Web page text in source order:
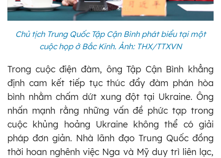
Chủ tịch Trung Quốc Tập Cận Bình phát biểu tại một
cuộc họp ở Bắc Kinh. Ảnh: THX/TTXVN
Trong cuộc điện đàm, ông Tập Cận Bình khẳng
định cam kết tiếp tục thúc đẩy đàm phán hòa
bình nhằm chấm dứt xung đột tại Ukraine. Ông
nhấn mạnh rằng những vấn đề phức tạp trong
cuộc khủng hoảng Ukraine không thể có giải
pháp đơn giản. Nhà lãnh đạo Trung Quốc đồng
thời hoan nghênh việc Nga và Mỹ duy trì liên lạc,